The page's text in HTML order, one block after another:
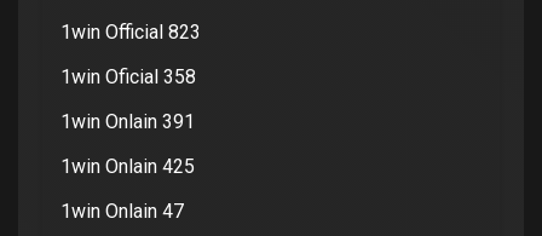
1win Official 823
1win Oficial 358
1win Onlain 391
1win Onlain 425
1win Onlain 47